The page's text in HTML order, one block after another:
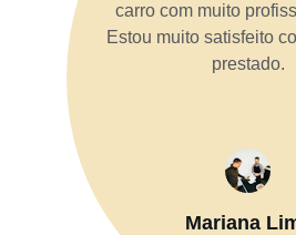
carro com muito
Estou muito satisfeito
prestado.
Mariana